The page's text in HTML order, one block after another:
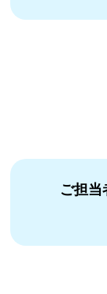
ご担当